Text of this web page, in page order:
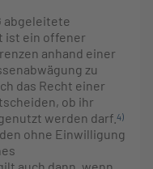
abgeleitete
ist ein offener
anhand einer
zu
das Recht einer
ob ihr
werden darf. 4)
ohne Einwilligung